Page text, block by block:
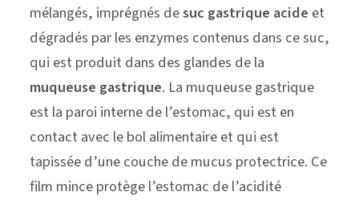
mélangés, imprégnés desuc gastrique acide et
dégradés par les enzymes contenus dans ce suc,
qui est produit dans des glandes de la
muqueuse gastrique. La muqueuse gastrique
est la paroi interne de l’estomac, qui est en
contact avec le bol alimentaire et qui est
tapissée d’une couche de mucus protectrice. Ce
film mince protège l’estomac de l’acidité